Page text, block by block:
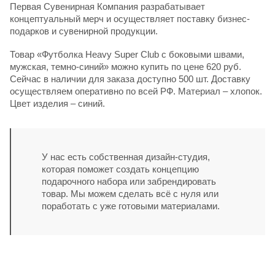
Первая Сувенирная Компания разрабатывает
концептуальный мерч и осуществляет поставку бизнес-
подарков и сувенирной продукции.
Товар «Футболка Heavy Super Club с боковыми швами,
мужская, темно-синий» можно купить по цене 620 руб.
Сейчас в наличии для заказа доступно 500 шт. Доставку
осуществляем оперативно по всей РФ. Материал – хлопок.
Цвет изделия – синий.
У нас есть собственная дизайн-студия,
которая поможет создать концепцию
подарочного набора или забрендировать
товар. Мы можем сделать всё с нуля или
поработать с уже готовыми материалами.